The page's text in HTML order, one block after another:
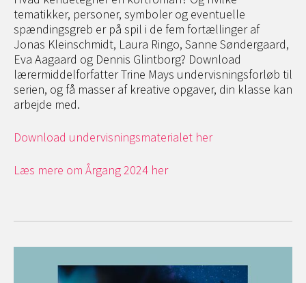
tematikker, personer, symboler og eventuelle
spændingsgreb er på spil i de fem fortællinger af
Jonas Kleinschmidt, Laura Ringo, Sanne Søndergaard,
Eva Aagaard og Dennis Glintborg? Download
lærermiddelforfatter Trine Mays undervisningsforløb til
serien, og få masser af kreative opgaver, din klasse kan
arbejde med.
Download undervisningsmaterialet her
Læs mere om Årgang 2024 her